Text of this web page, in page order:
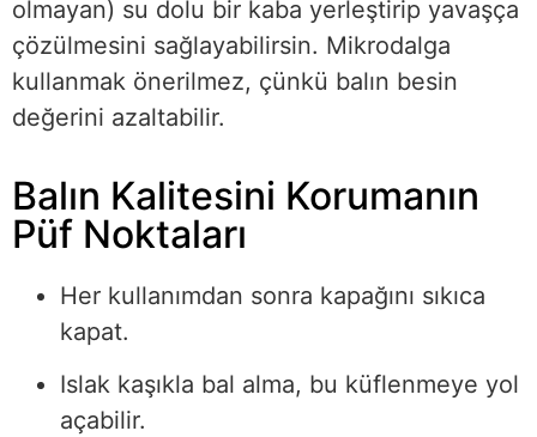
olmayan) su dolu bir kaba yerleştirip yavaşça
çözülmesini sağlayabilirsin. Mikrodalga
kullanmak önerilmez, çünkü balın besin
değerini azaltabilir.
Balın Kalitesini Korumanın
Püf Noktaları
Her kullanımdan sonra kapağını sıkıca
kapat.
Islak kaşıkla bal alma, bu küflenmeye yol
açabilir.